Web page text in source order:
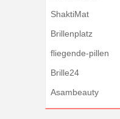
ShaktiMat
Brillenplatz
fliegende-pillen
Brille24
Asambeauty